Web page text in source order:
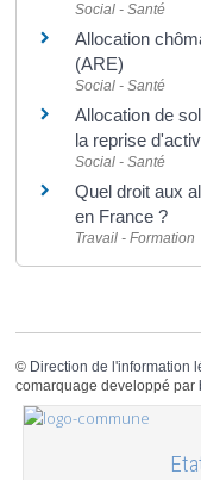
Social - Santé
Allocation
(ARE)
Social - Santé
Allocation de
la reprise
Social - Santé
Quel droit aux
en France ?
Travail - Formation
© Direction de l'information
comarquage developpé par